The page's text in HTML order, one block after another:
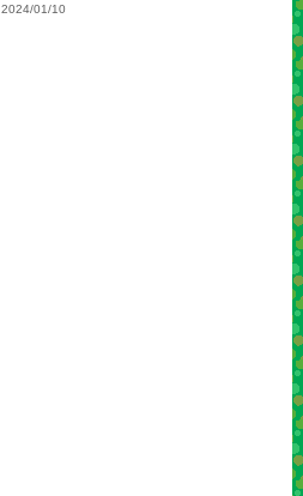
2024/01/10